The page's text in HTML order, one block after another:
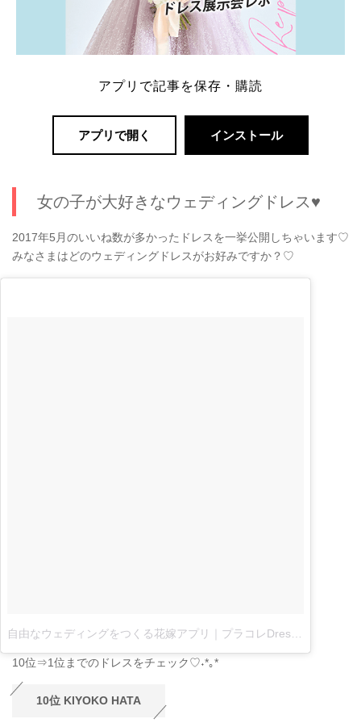
アプリで記事を保存・購読
アプリで開く インストール
女の子が大好きなウェディングドレス♥
2017年5月のいいね数が多かったドレスを一挙公開しちゃいます♡
みなさまはどのウェディングドレスがお好みですか？♡
10位⇒1位までのドレスをチェック♡˖*｡*
10位 KIYOKO HATA